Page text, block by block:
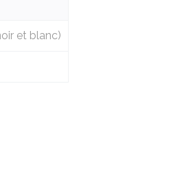
et blanc)